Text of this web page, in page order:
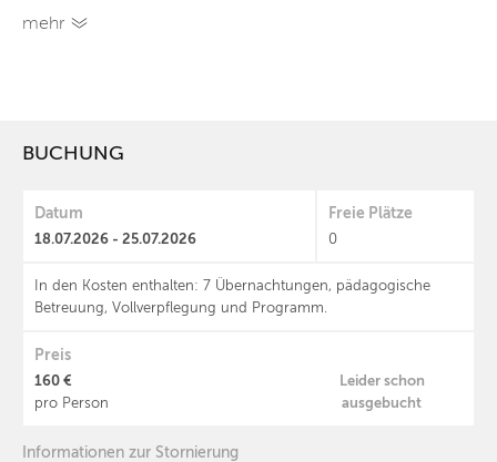
mehr
BUCHUNG
Datum
18.07.2026 - 25.07.2026
In den Kosten enthalten: 7 Übernachtungen, pädagogische
Betreuung, Vollverpflegung und Programm.
Freie Plätze
0
Preis
160 €
pro Person
Leider schon
ausgebucht
Informationen zur Stornierung